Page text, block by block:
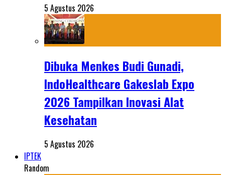
5 Agustus 2026
Dibuka Menkes Budi Gunadi,
IndoHealthcare Gakeslab Expo
2026 Tampilkan Inovasi Alat
Kesehatan
5 Agustus 2026
IPTEK
Random